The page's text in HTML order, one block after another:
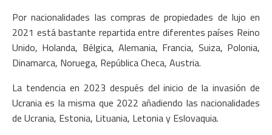
Por nacionalidades las compras de propiedades de lujo en
2021 está bastante repartida entre diferentes países Reino
Unido, Holanda, Bélgica, Alemania, Francia, Suiza, Polonia,
Dinamarca, Noruega, República Checa, Austria.
La tendencia en 2023 después del inicio de la invasión de
Ucrania es la misma que 2022 añadiendo las nacionalidades
de Ucrania, Estonia, Lituania, Letonia y Eslovaquia.